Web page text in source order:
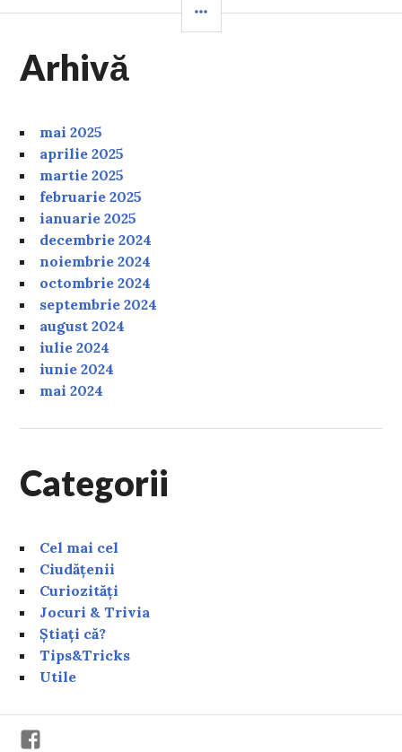
Arhivă
mai 2025
aprilie 2025
martie 2025
februarie 2025
ianuarie 2025
decembrie 2024
noiembrie 2024
octombrie 2024
septembrie 2024
august 2024
iulie 2024
iunie 2024
mai 2024
Categorii
Cel mai cel
Ciudățenii
Curiozități
Jocuri & Trivia
Știați că?
Tips&Tricks
Utile